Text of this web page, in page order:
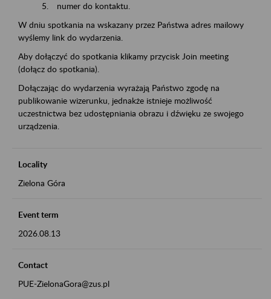
numer do kontaktu.
W dniu spotkania na wskazany przez Państwa adres mailowy
wyślemy link do wydarzenia.
Aby dołączyć do spotkania klikamy przycisk Join meeting
(dołącz do spotkania).
Dołączając do wydarzenia wyrażają Państwo zgodę na
publikowanie wizerunku, jednakże istnieje możliwość
uczestnictwa bez udostępniania obrazu i dźwięku ze swojego
urządzenia.
Locality
Zielona Góra
Event term
2026.08.13
Contact
PUE-ZielonaGora@zus.pl